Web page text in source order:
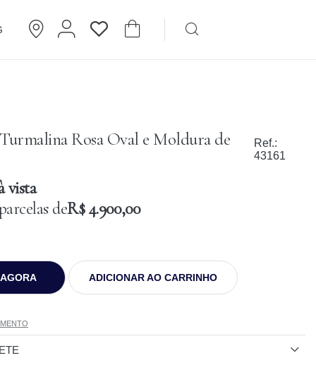
Rosa Oval e Moldura de
Ref.:
43161
vista
deR$ 4.900,00
ADICIONAR AO CARRINHO